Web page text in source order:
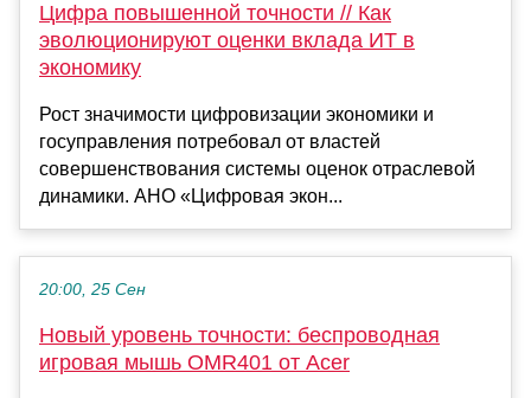
Цифра повышенной точности // Как
эволюционируют оценки вклада ИТ в
экономику
Рост значимости цифровизации экономики и
госуправления потребовал от властей
совершенствования системы оценок отраслевой
динамики. АНО «Цифровая экон...
20:00, 25 Сен
Новый уровень точности: беспроводная
игровая мышь OMR401 от Acer